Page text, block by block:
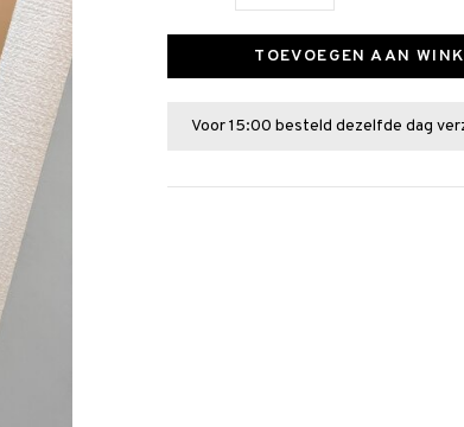
TOEVOEGEN AAN
Voor 15:00 besteld dezelfde dag